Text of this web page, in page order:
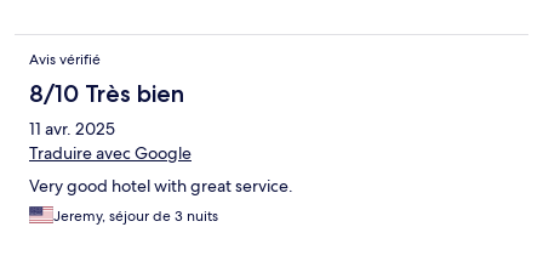
Avis vérifié
8/10 Très bien
11 avr. 2025
Traduire avec Google
Very good hotel with great service.
Jeremy, séjour de 3 nuits